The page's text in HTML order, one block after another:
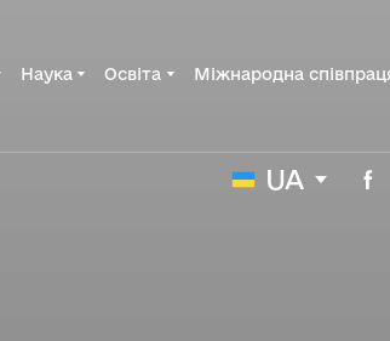
Наука Освіта Міжнародна
UA